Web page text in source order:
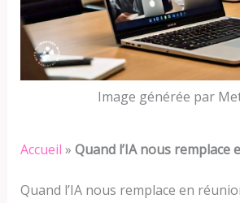
Image générée par
Accueil » Quand l’IA nous remplace
Quand l’IA nous remplace en